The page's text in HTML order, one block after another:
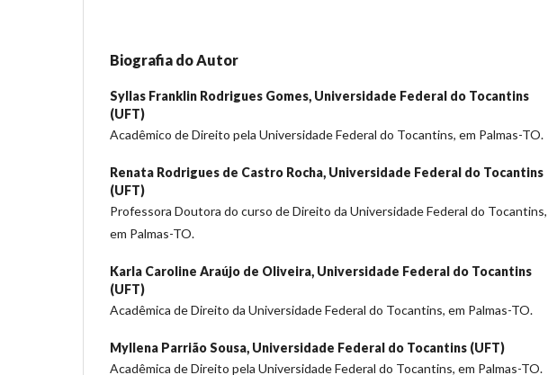
Biografia do Autor
Syllas Franklin Rodrigues Gomes, Universidade Federal do Tocantins
(UFT)
Acadêmico de Direito pela Universidade Federal do Tocantins, em Palmas-TO.
Renata Rodrigues de Castro Rocha, Universidade Federal do Tocantins
(UFT)
Professora Doutora do curso de Direito da Universidade Federal do Tocantins,
em Palmas-TO.
Karla Caroline Araújo de Oliveira, Universidade Federal do Tocantins
(UFT)
Acadêmica de Direito da Universidade Federal do Tocantins, em Palmas-TO.
Myllena Parrião Sousa, Universidade Federal do Tocantins (UFT)
Acadêmica de Direito pela Universidade Federal do Tocantins, em Palmas-TO.